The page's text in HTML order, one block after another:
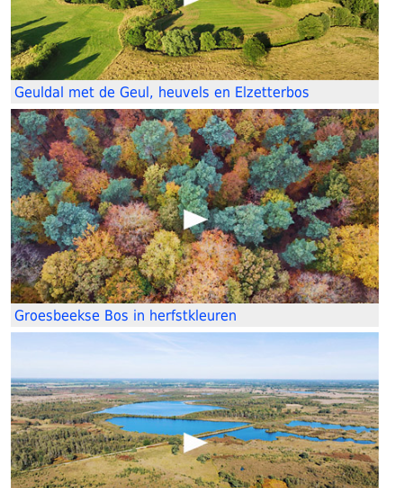
Geuldal met de Geul, heuvels en Elzetterbos
Groesbeekse Bos in herfstkleuren